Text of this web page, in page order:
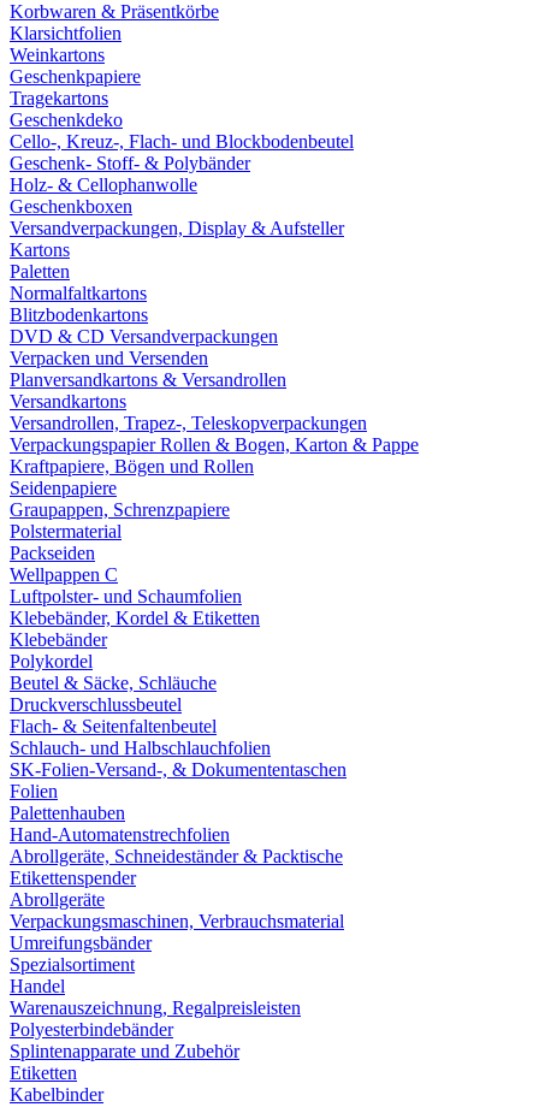
Korbwaren & Präsentkörbe
Klarsichtfolien
Weinkartons
Geschenkpapiere
Tragekartons
Geschenkdeko
Cello-, Kreuz-, Flach- und Blockbodenbeutel
Geschenk- Stoff- & Polybänder
Holz- & Cellophanwolle
Geschenkboxen
Versandverpackungen, Display & Aufsteller
Kartons
Paletten
Normalfaltkartons
Blitzbodenkartons
DVD & CD Versandverpackungen
Verpacken und Versenden
Planversandkartons & Versandrollen
Versandkartons
Versandrollen, Trapez-, Teleskopverpackungen
Verpackungspapier Rollen & Bogen, Karton & Pappe
Kraftpapiere, Bögen und Rollen
Seidenpapiere
Graupappen, Schrenzpapiere
Polstermaterial
Packseiden
Wellpappen C
Luftpolster- und Schaumfolien
Klebebänder, Kordel & Etiketten
Klebebänder
Polykordel
Beutel & Säcke, Schläuche
Druckverschlussbeutel
Flach- & Seitenfaltenbeutel
Schlauch- und Halbschlauchfolien
SK-Folien-Versand-, & Dokumententaschen
Folien
Palettenhauben
Hand-Automatenstrechfolien
Abrollgeräte, Schneideständer & Packtische
Etikettenspender
Abrollgeräte
Verpackungsmaschinen, Verbrauchsmaterial
Umreifungsbänder
Spezialsortiment
Handel
Warenauszeichnung, Regalpreisleisten
Polyesterbindebänder
Splintenapparate und Zubehör
Etiketten
Kabelbinder